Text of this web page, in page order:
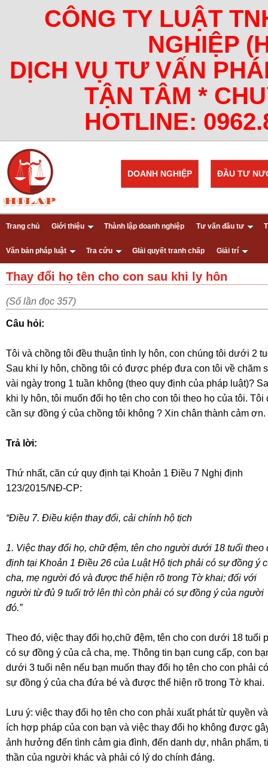
CÔNG TY LUẬT
NGHIỆP
DỊCH VỤ TƯ VẤN
TẬN TÂM *
HOTLINE:
ĐẦU TƯ
DOANH NGHIỆP
Trang chủ Giới thiệu Thành lập doanh nghiệp Tư vấn đầu tư
Văn bản pháp luật Tra cứu GIải quyết tranh chấp Giải trí
Thay đổi họ tên cho con sau khi ly hôn
(Số lần đọc 357)
Câu hỏi:
Tôi và chồng tôi đều thuận tình ly hôn, con chúng tôi dưới 2
Sau khi ly hôn, chồng tôi có được phép đưa con tôi về chăm
vài ngày trong 1 tuần không (theo quy định của pháp luật)?
khi ly hôn, tôi muốn đổi họ tên cho con tôi theo họ của tôi. Tôi
cần sự đồng ý của chồng tôi không ? Xin chân thành cảm ơn.
Trả lời:
Thứ nhất, căn cứ quy định tại Khoản 1 Điều 7 Nghị định
123/2015/NĐ-CP:
“Điều 7. Điều kiện thay đổi, cải chính hộ tịch
1. Việc thay đổi họ, chữ đệm, tên cho người dưới 18 tuổi theo
định tại Khoản 1 Điều 26 của Luật Hộ tịch phải có sự đồng ý
cha, mẹ người đó và được thể hiện rõ trong Tờ khai; đối với
người từ đủ 9 tuổi trở lên thì còn phải có sự đồng ý của người
đó.”
Theo đó, việc thay đổi họ,chữ đệm, tên cho con dưới 18 tuổi
có sự đồng ý của cả cha, mẹ. Thông tin bạn cung cấp, con
dưới 3 tuổi nên nếu bạn muốn thay đổi họ tên cho con phải có
sự đồng ý của cha đứa bé và được thể hiện rõ trong Tờ khai.
Lưu ý: việc thay đổi họ tên cho con phải xuất phát từ quyền
ích hợp pháp của con bạn và việc thay đổi họ không được
ảnh hưởng đến tình cảm gia đình, đến danh dự, nhân phẩm,
thần của người khác và phải có lý do chính đáng.